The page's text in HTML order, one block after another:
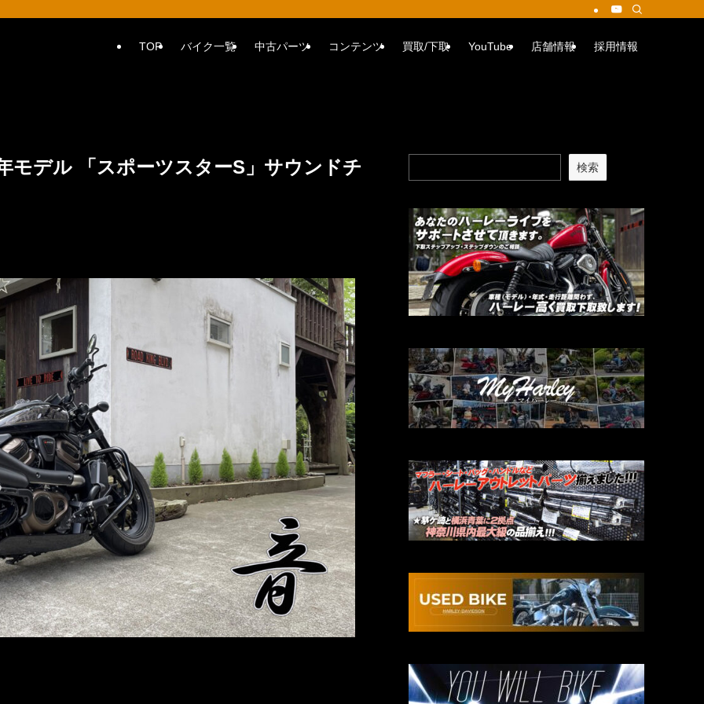
TOP バイク一覧 中古パーツ コンテンツ 買取/下取 YouTube 店舗情報 採用情報
モデル 「スポーツスターS」サウンドチ 検索